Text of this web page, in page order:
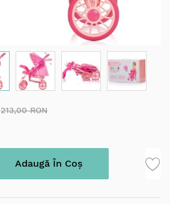
213,00 RON
Adaugă În Coș